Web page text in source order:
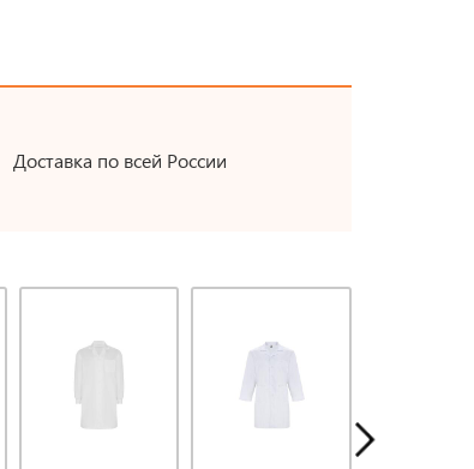
Доставка по всей России